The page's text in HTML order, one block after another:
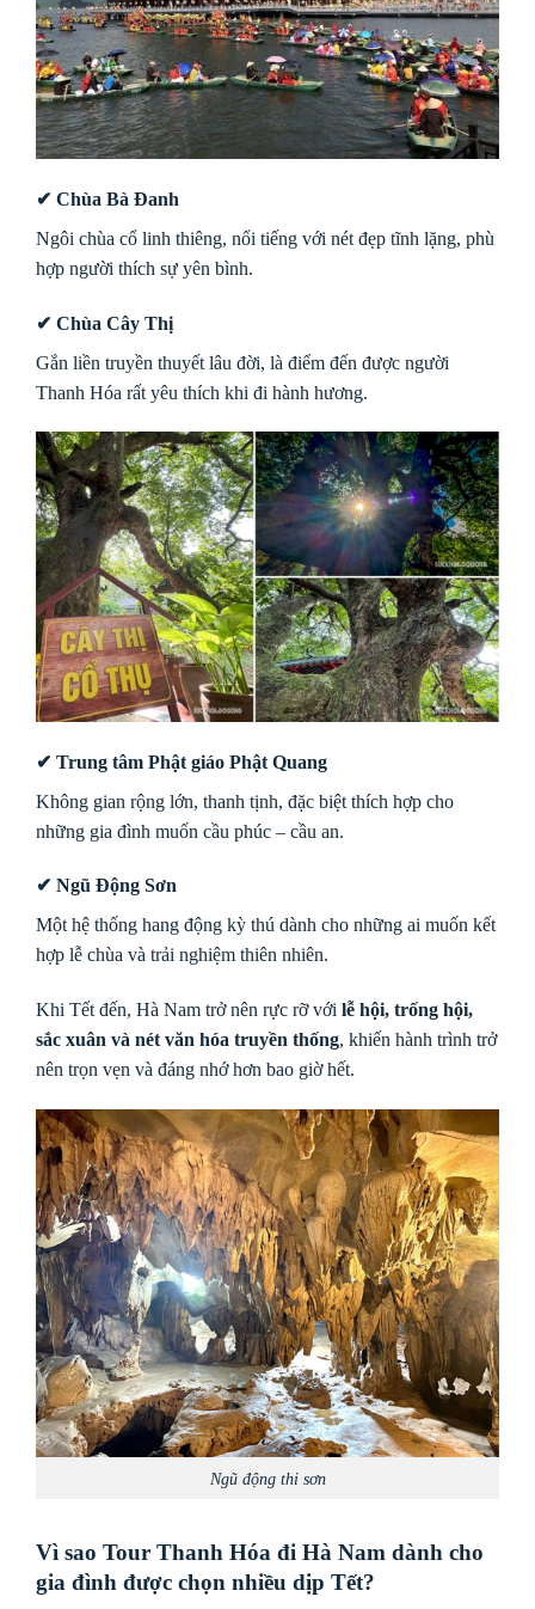
✔ Chùa Bà Đanh
Ngôi chùa cổ linh thiêng, nổi tiếng với nét đẹp tĩnh lặng, phù
hợp người thích sự yên bình.
✔ Chùa Cây Thị
Gắn liền truyền thuyết lâu đời, là điểm đến được người
Thanh Hóa rất yêu thích khi đi hành hương.
✔ Trung tâm Phật giáo Phật Quang
Không gian rộng lớn, thanh tịnh, đặc biệt thích hợp cho
những gia đình muốn cầu phúc – cầu an.
✔ Ngũ Động Sơn
Một hệ thống hang động kỳ thú dành cho những ai muốn kết
hợp lễ chùa và trải nghiệm thiên nhiên.
Khi Tết đến, Hà Nam trở nên rực rỡ với lễ hội, trống hội,
sắc xuân và nét văn hóa truyền thống, khiến hành trình trở
nên trọn vẹn và đáng nhớ hơn bao giờ hết.
Ngũ động thi sơn
Vì sao Tour Thanh Hóa đi Hà Nam dành cho
gia đình được chọn nhiều dịp Tết?